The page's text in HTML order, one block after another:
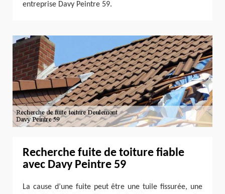
entreprise Davy Peintre 59.
Recherche fuite de toiture fiable
avec Davy Peintre 59
La cause d’une fuite peut être une tuile fissurée, une